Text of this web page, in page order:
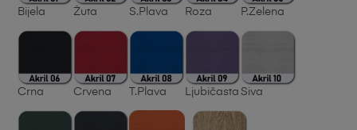
Bijela Žuta S.Plava Roza P.Zelena
Crna Crvena T.Plava Ljubičasta Siva